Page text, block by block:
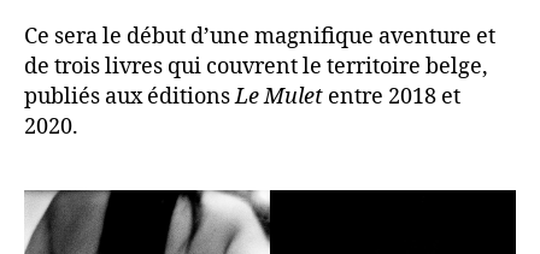
Ce sera le début d’une magnifique aventure et
de trois livres qui couvrent le territoire belge,
publiés aux éditionsLe Mulet entre 2018 et
2020.